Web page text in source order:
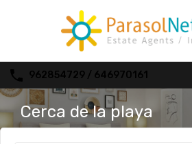
962854729 / 646970161
Cerca de la playa